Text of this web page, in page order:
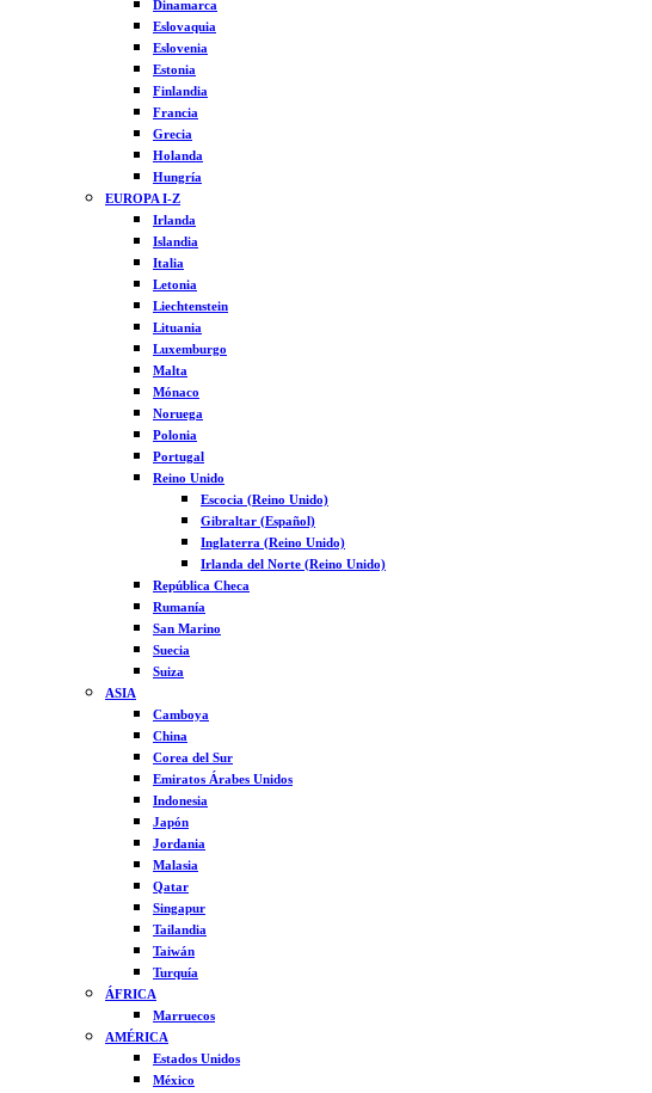
Dinamarca
Eslovaquia
Eslovenia
Estonia
Finlandia
Francia
Grecia
Holanda
Hungría
EUROPA I-Z
Irlanda
Islandia
Italia
Letonia
Liechtenstein
Lituania
Luxemburgo
Malta
Mónaco
Noruega
Polonia
Portugal
Reino Unido
Escocia (Reino Unido)
Gibraltar (Español)
Inglaterra (Reino Unido)
Irlanda del Norte (Reino Unido)
República Checa
Rumanía
San Marino
Suecia
Suiza
ASIA
Camboya
China
Corea del Sur
Emiratos Árabes Unidos
Indonesia
Japón
Jordania
Malasia
Qatar
Singapur
Tailandia
Taiwán
Turquía
ÁFRICA
Marruecos
AMÉRICA
Estados Unidos
México